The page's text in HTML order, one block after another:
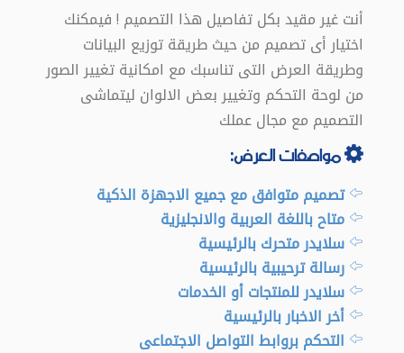
أنت غير مقيد بكل تفاصيل هذا التصميم ! فيمكنك
اختيار أى تصميم من حيث طريقة توزيع البيانات
وطريقة العرض التى تناسبك مع امكانية تغيير الصور
من لوحة التحكم وتغيير بعض الالوان ليتماشى
التصميم مع مجال عملك
مواصفات العرض:
تصميم متوافق مع جميع الاجهزة الذكية
متاح باللغة العربية والانجليزية
سلايدر متحرك بالرئيسية
رسالة ترحيبية بالرئيسية
سلايدر للمنتجات أو الخدمات
أخر الاخبار بالرئيسية
التحكم بروابط التواصل الاجتماعى